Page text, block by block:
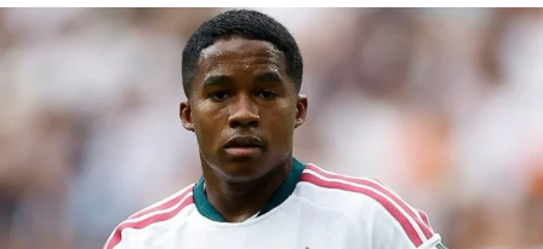
tuaj, pa probleme me ujin dhe i paprekur nga ngrohja
globale”, shtoi Çebi.
Reagimi i Salahut u bë menjëherë viral në rrjetet sociale.
Egjiptiani u pa duke prekur fytyrën në shenjë befasie,
ndërsa iu përgjigj kryetarit të komunës me një
“Faleminderit”, përpara se ta përshëndeste me shtrëngim